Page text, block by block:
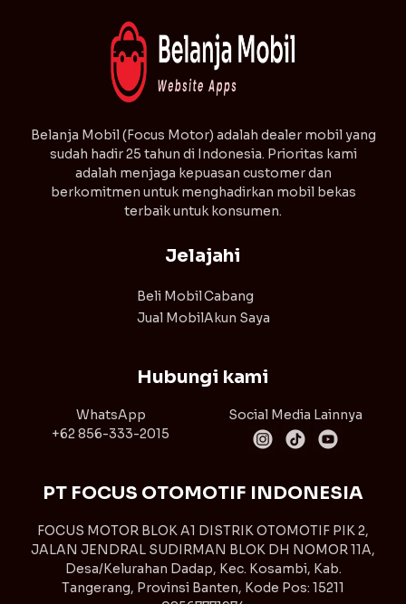
⁠Belanja Mobil (Focus Motor) adalah dealer mobil yang
sudah hadir 25 tahun di Indonesia. Prioritas kami
adalah menjaga kepuasan customer dan
berkomitmen untuk menghadirkan mobil bekas
terbaik untuk konsumen.
Jelajahi
Beli Mobil
Jual Mobil
Cabang
Akun Saya
Hubungi kami
WhatsApp
+62 856-333-2015
Social Media Lainnya
PT FOCUS OTOMOTIF INDONESIA
FOCUS MOTOR BLOK A1 DISTRIK OTOMOTIF PIK 2,
JALAN JENDRAL SUDIRMAN BLOK DH NOMOR 11A,
Desa/Kelurahan Dadap, Kec. Kosambi, Kab.
Tangerang, Provinsi Banten, Kode Pos: 15211